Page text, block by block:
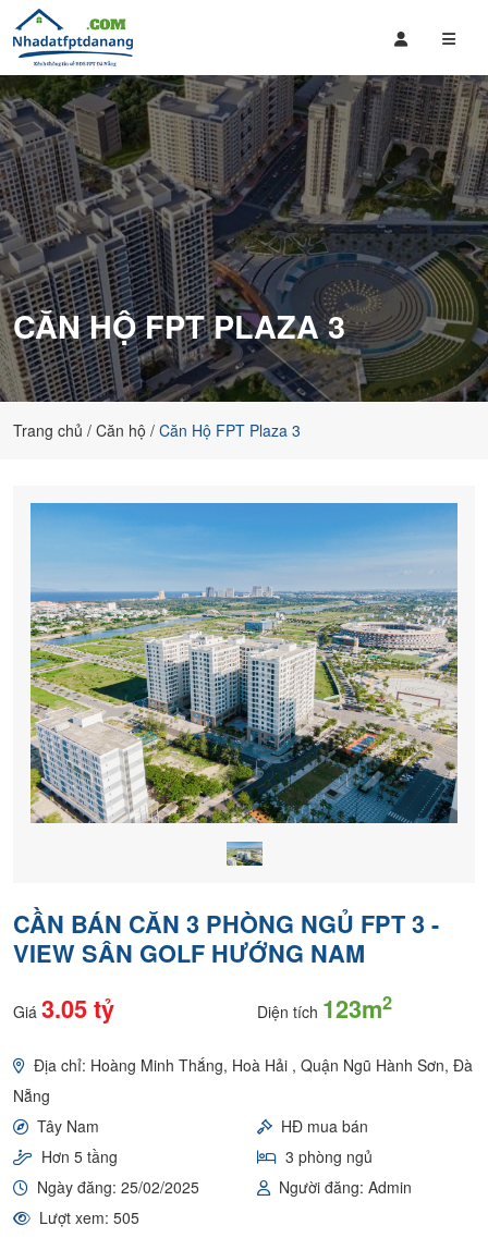
MUA
BÁN
NHÀ
ĐẤT
FPT
ĐÀ
NẴNG
Mua
bán
Đất
FPT
Đà
Nẵng,
căn
hộ
fpt
mới
nhất,
cập
nhật
giá
bán
thường
xuyên
hàng
CĂN HỘ FPT PLAZA 3
Trang chủ Căn hộ Căn Hộ FPT Plaza 3
CẦN BÁN CĂN 3 PHÒNG NGỦ FPT 3 -
VIEW SÂN GOLF HƯỚNG NAM
Giá 3.05 tỷ Diện tích 123m2
Địa chỉ: Hoàng Minh Thắng, Hoà Hải , Quận Ngũ Hành Sơn, Đà
Nẵng
Tây Nam
HĐ mua bán
Hơn 5 tầng
3 phòng ngủ
Ngày đăng: 25/02/2025
Người đăng: Admin
Lượt xem: 505